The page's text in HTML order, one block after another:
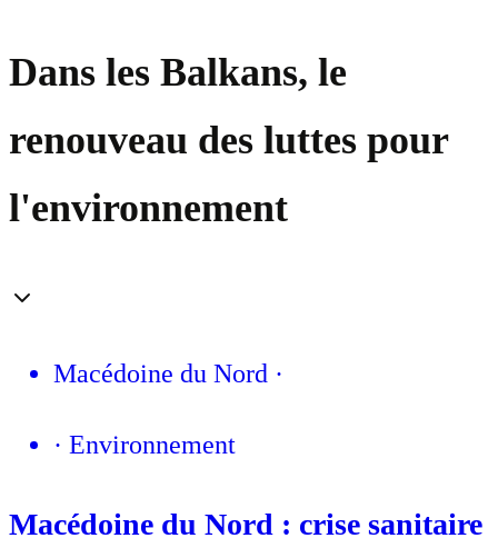
Dans les Balkans, le
renouveau des luttes pour
l'environnement
Macédoine du Nord ·
· Environnement
Macédoine du Nord : crise sanitaire